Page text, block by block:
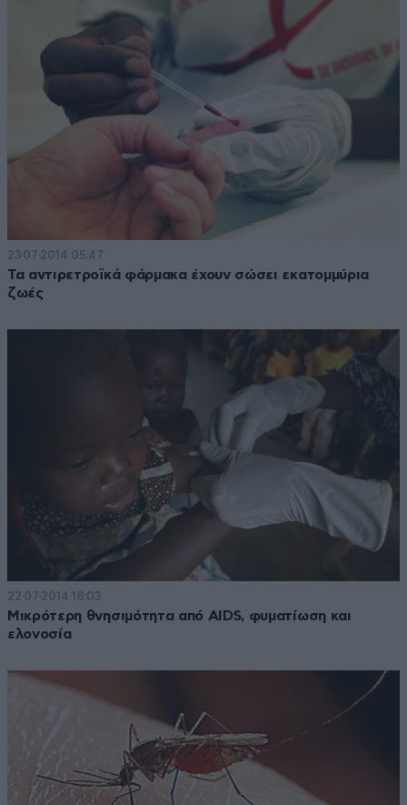
23·07·2014 05:47
Τα αντιρετροϊκά φάρμακα έχουν σώσει εκατομμύρια
ζωές
22·07·2014 18:03
Μικρότερη θνησιμότητα από AIDS, φυματίωση και
ελονοσία